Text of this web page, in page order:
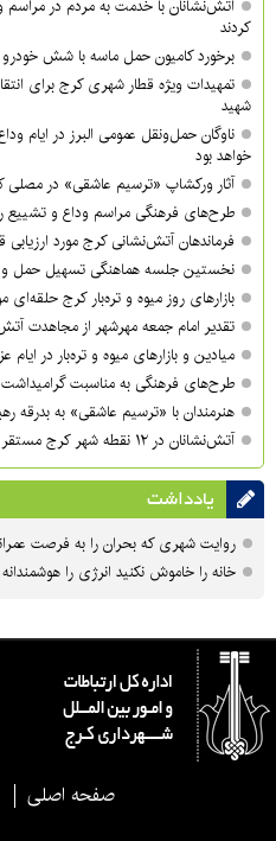
آتش‌نشانان با خدمت به مردم در مراسم
کردند
برخورد کامیون حمل ماسه با شش
تمهیدات ویژه قطار شهری کرج برای
شهید
خواهد بود
آثار ورکشاپ «ترسیم عاشقی» در
طرح‌های فرهنگی مراسم وداع و تشییع
فرماندهان آتش‌نشانی کرج مورد ارزیابی
نخستین جلسه هماهنگی تسهیل حمل و
بازارهای روز میوه و تره‌بار کرج حلقه‌ای
تقدیر امام جمعه مهرشهر از مجاهدت
میادین و بازارهای میوه و تره‌بار در
طرح‌های فرهنگی به مناسبت
هنرمندان با «ترسیم عاشقی» به بدرقه
آتش‌نشانان در ۱۲ نقطه شهر کرج مستقر می‌شوند
یادداشت
روایت شهری که بحران را به فرصت
خانه را خاموش نکنید انرژی را
صفحه اصلی